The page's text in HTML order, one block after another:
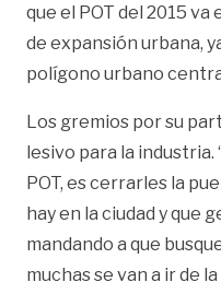
que el POT del 2015
de expansión urbana,
polígono urbano
Los gremios por su
lesivo para la industria.
POT, es cerrarles la
hay en la ciudad y que
mandando a que
muchas se van a ir de